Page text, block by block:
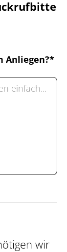
Anliegen?*
wir